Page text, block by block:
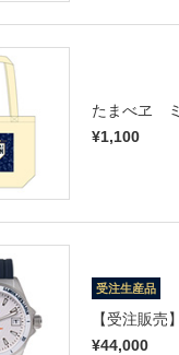
たまべヱ
¥1,100
受注生産品
【受注販
¥44,000